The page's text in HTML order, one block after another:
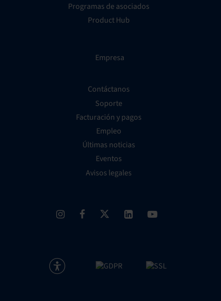
Programas de asociados
Product Hub
Empresa
Contáctanos
Soporte
Facturación y pagos
Empleo
Últimas noticias
Eventos
Avisos legales